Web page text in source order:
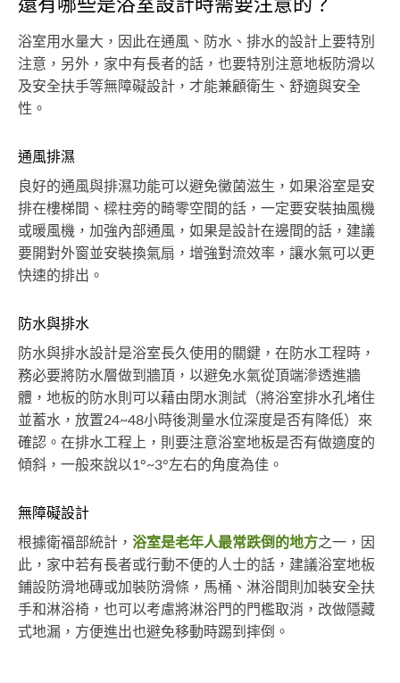
還有哪些是浴室設計時需要注意的？
浴室用水量大，因此在通風、防水、排水的設計上要特別
注意，另外，家中有長者的話，也要特別注意地板防滑以
及安全扶手等無障礙設計，才能兼顧衛生、舒適與安全
性。
通風排濕
良好的通風與排濕功能可以避免黴菌滋生，如果浴室是安
排在樓梯間、樑柱旁的畸零空間的話，一定要安裝抽風機
或暖風機，加強內部通風，如果是設計在邊間的話，建議
要開對外窗並安裝換氣扇，增強對流效率，讓水氣可以更
快速的排出。
防水與排水
防水與排水設計是浴室長久使用的關鍵，在防水工程時，
務必要將防水層做到牆頂，以避免水氣從頂端滲透進牆
體，地板的防水則可以藉由閉水測試（將浴室排水孔堵住
並蓄水，放置24~48小時後測量水位深度是否有降低）來
確認。在排水工程上，則要注意浴室地板是否有做適度的
傾斜，一般來說以1°~3°左右的角度為佳。
無障礙設計
根據衛福部統計， 浴室是老年人最常跌倒的地方之一，因
此，家中若有長者或行動不便的人士的話，建議浴室地板
鋪設防滑地磚或加裝防滑條，馬桶、淋浴間則加裝安全扶
手和淋浴椅，也可以考慮將淋浴門的門檻取消，改做隱藏
式地漏，方便進出也避免移動時踢到摔倒。